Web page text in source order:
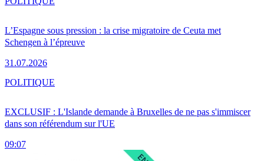
L’Espagne sous pression : la crise migratoire de Ceuta met
Schengen à l’épreuve
31.07.2026
EXCLUSIF : L'Islande demande à Bruxelles de ne pas s'immiscer
dans son référendum sur l'UE
09:07
POLITIQUE